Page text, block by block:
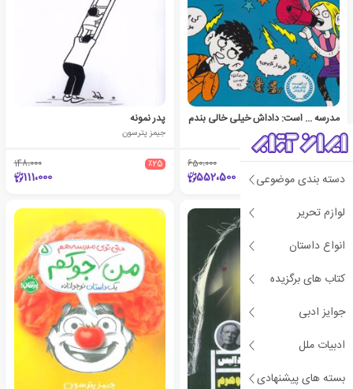
دسته بندی موضوعی
لوازم تحریر
انواع داستان
کتاب های برگزیده
جوایز ادبی
ادبیات ملل
بسته های پیشنهادی
مدرسه ... است: داداش خیلی خالی بندم
کریس تبتس
٪15 650،000
552،500
پدر نمونه
جیمز پترسون
٪25 148،000
111،000